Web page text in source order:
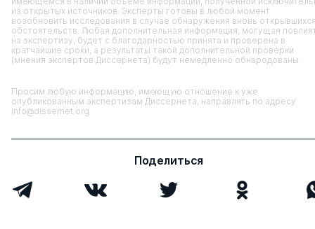
из открытых источников. Эксперты готовы в любой момент
возобновить исследования в случае обнаружения вновь
обстоятельств. Любая дополнительная информация, могущая
на экспертизу, будет с благодарностью принята и проверена в
кратчайшие сроки, а результаты такой дополнительной проверки
(мнения экспертов Диссернета) будут немедленно обнародованы.
Просим любую информацию, имеющую отношение к уже
опубликованным экспертизам Диссернета, направлять по адресу
info@dissernet.org
Поделиться